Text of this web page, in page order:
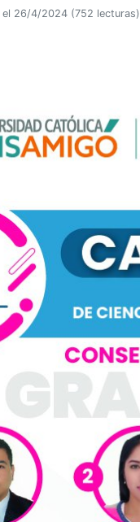
el 26/4/2024 (752 lecturas)